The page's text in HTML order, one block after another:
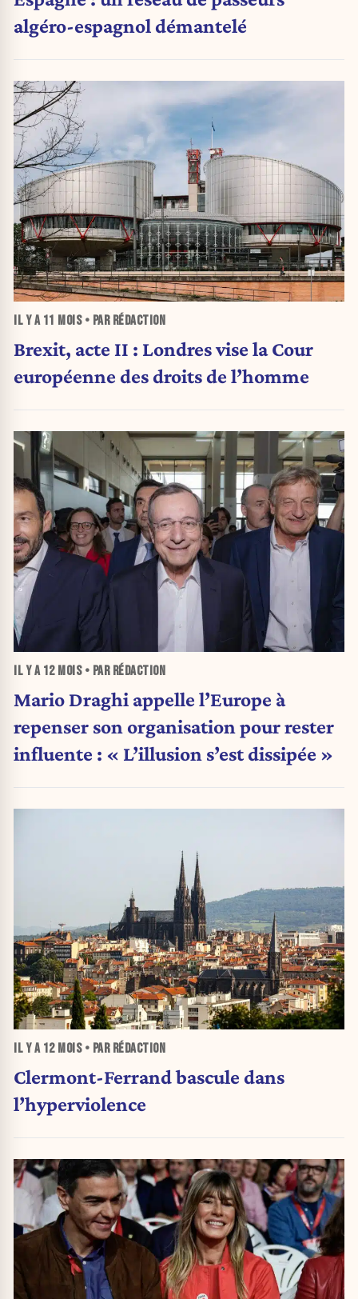
algéro-espagnol démantelé
IL Y A 11 MOIS• PAR RÉDACTION
Brexit, acte II : Londres vise la Cour
européenne des droits de l’homme
IL Y A 12 MOIS• PAR RÉDACTION
Mario Draghi appelle l’Europe à
repenser son organisation pour rester
influente : « L’illusion s’est dissipée »
IL Y A 12 MOIS• PAR RÉDACTION
Clermont-Ferrand bascule dans
l’hyperviolence